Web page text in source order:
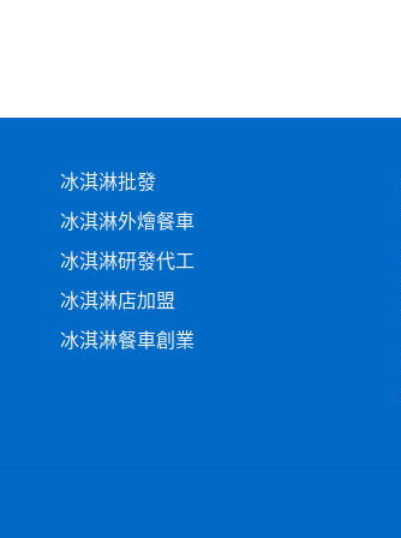
冰淇淋批發
冰淇淋外燴餐車
冰淇淋研發代工
冰淇淋店加盟
冰淇淋餐車創業